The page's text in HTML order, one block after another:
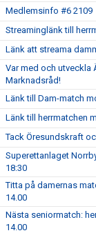
Medlemsinfo #6 2109
Streaminglänk till
Länk att streama
Var med och utveckla
Marknadsråd!
Länk till Dam-match
Länk till herrmatchen
Tack Öresundskraft
Superettanlaget
18:30
Titta på damernas
14.00
Nästa seniormatch:
14.00